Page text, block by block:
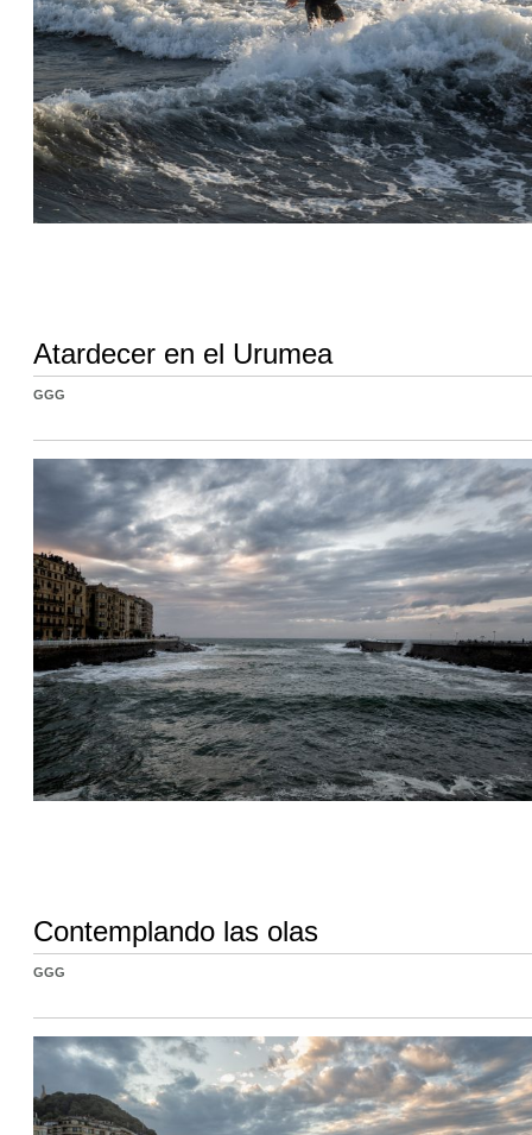
Atardecer en el Urumea
GGG
Contemplando las olas
GGG